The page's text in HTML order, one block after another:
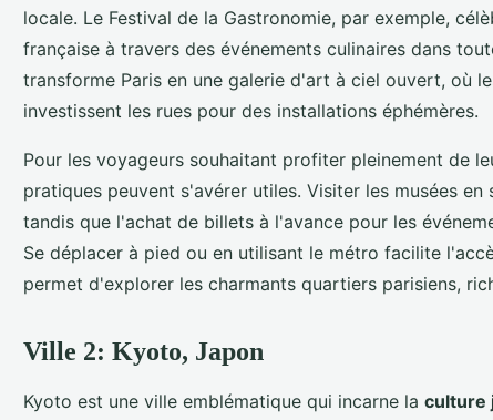
locale. Le Festival de la Gastronomie, par exemple,
française à travers des événements culinaires dans
transforme Paris en une galerie d'art à ciel ouvert, où
investissent les rues pour des installations éphémères.
Pour les voyageurs souhaitant profiter pleinement de
pratiques peuvent s'avérer utiles. Visiter les musées
tandis que l'achat de billets à l'avance pour les
Se déplacer à pied ou en utilisant le métro facilite
permet d'explorer les charmants quartiers parisiens,
Ville 2: Kyoto, Japon
Kyoto est une ville emblématique qui incarne la culture